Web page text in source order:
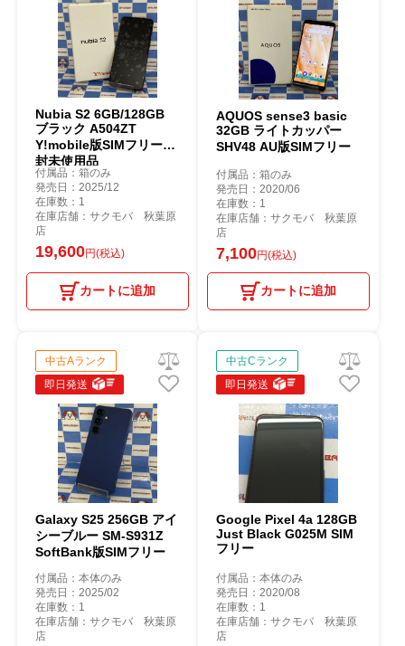
Nubia S2 6GB/128GB
ブラック A504ZT
Y!mobile版SIMフリー開
封未使用品
付属品：箱のみ
発売日：2025/12
在庫数：1
在庫店舗：サクモバ 秋葉原
店
19,600円(税込)
カートに追加
AQUOS sense3 basic
32GB ライトカッパー
SHV48 AU版SIMフリー
付属品：箱のみ
発売日：2020/06
在庫数：1
在庫店舗：サクモバ 秋葉原
店
7,100円(税込)
カートに追加
中古Aランク
即日発送
Galaxy S25 256GB アイ
シーブルー SM-S931Z
SoftBank版SIMフリー
付属品：本体のみ
発売日：2025/02
在庫数：1
在庫店舗：サクモバ 秋葉原
店
中古Cランク
即日発送
Google Pixel 4a 128GB
Just Black G025M SIM
フリー
付属品：本体のみ
発売日：2020/08
在庫数：1
在庫店舗：サクモバ 秋葉原
店